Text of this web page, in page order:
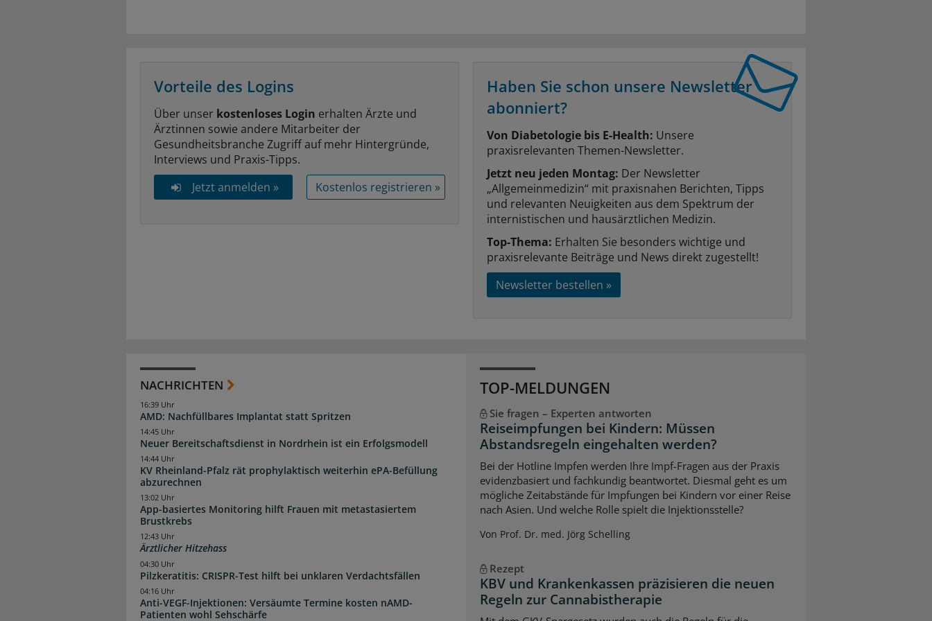
Vorteile des Logins
Über unser kostenloses Login erhalten Ärzte und
Ärztinnen sowie andere Mitarbeiter der
Gesundheitsbranche Zugriff auf mehr Hintergründe,
Interviews und Praxis-Tipps.
Jetzt anmelden »
Kostenlos registrieren »
Haben Sie schon unsere Newsletter
abonniert?
Von Diabetologie bis E-Health: Unsere
praxisrelevanten Themen-Newsletter.
Jetzt neu jeden Montag: Der Newsletter
„Allgemeinmedizin“ mit praxisnahen Berichten, Tipps
und relevanten Neuigkeiten aus dem Spektrum der
internistischen und hausärztlichen Medizin.
Top-Thema: Erhalten Sie besonders wichtige und
praxisrelevante Beiträge und News direkt zugestellt!
Newsletter bestellen »
NACHRICHTEN
AMD: Nachfüllbares Implantat statt Spritzen
16:39 Uhr
Neuer Bereitschaftsdienst in Nordrhein ist ein Erfolgsmodell
14:45 Uhr
KV Rheinland-Pfalz rät prophylaktisch weiterhin ePA-Befüllung
abzurechnen
14:44 Uhr
App-basiertes Monitoring hilft Frauen mit metastasiertem
Brustkrebs
13:02 Uhr
Ärztlicher Hitzehass
12:43 Uhr
Pilzkeratitis: CRISPR-Test hilft bei unklaren Verdachtsfällen
04:30 Uhr
Anti-VEGF-Injektionen: Versäumte Termine kosten nAMD-
Patienten wohl Sehschärfe
04:16 Uhr
TOP-MELDUNGEN
Sie fragen – Experten antworten
Reiseimpfungen bei Kindern: Müssen
Abstandsregeln eingehalten werden?
Bei der Hotline Impfen werden Ihre Impf-Fragen aus der Praxis
evidenzbasiert und fachkundig beantwortet. Diesmal geht es um
mögliche Zeitabstände für Impfungen bei Kindern vor einer Reise
nach Asien. Und welche Rolle spielt die Injektionsstelle?
Von Prof. Dr. med. Jörg Schelling
Rezept
KBV und Krankenkassen präzisieren die neuen
Regeln zur Cannabistherapie